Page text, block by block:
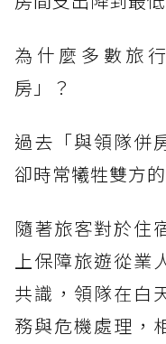
為什麼多數旅
房」？
過去「與領隊併
卻時常犧牲雙方
隨著旅客對於住
上保障旅遊從業
共識，領隊在白
務與危機處理，